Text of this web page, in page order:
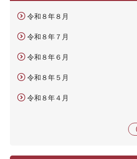
令和８年８月
令和８年７月
令和８年６月
令和８年５月
令和８年４月